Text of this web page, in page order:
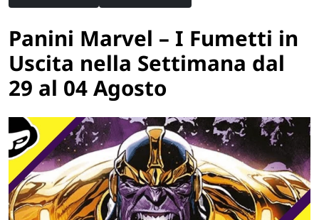
Panini Marvel – I Fumetti in
Uscita nella Settimana dal
29 al 04 Agosto